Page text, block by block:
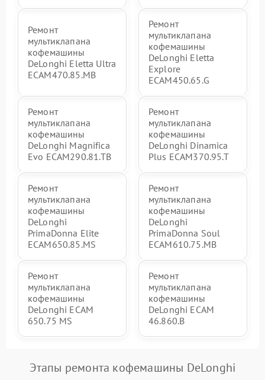
Ремонт
мультиклапана
кофемашины
DeLonghi Eletta Ultra
ECAM470.85.MB
Ремонт
мультиклапана
кофемашины
DeLonghi Eletta
Explore
ECAM450.65.G
Ремонт
мультиклапана
кофемашины
DeLonghi Magnifica
Evo ECAM290.81.TB
Ремонт
мультиклапана
кофемашины
DeLonghi Dinamica
Plus ECAM370.95.T
Ремонт
мультиклапана
кофемашины
DeLonghi
PrimaDonna Elite
ECAM650.85.MS
Ремонт
мультиклапана
кофемашины
DeLonghi
PrimaDonna Soul
ECAM610.75.MB
Ремонт
мультиклапана
кофемашины
DeLonghi ECAM
650.75 MS
Ремонт
мультиклапана
кофемашины
DeLonghi ECAM
46.860.B
Этапы ремонта кофемашины DeLonghi